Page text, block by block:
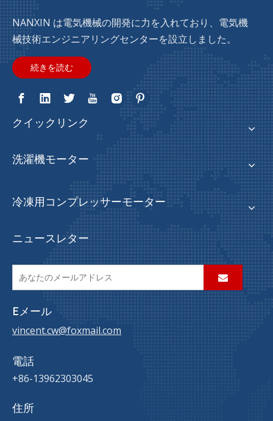
NANXIN は電気機械の開発に力を入れており、電気機
械技術エンジニアリングセンターを設立しました。
続きを読む
クイックリンク
洗濯機モーター
冷凍用コンプレッサーモーター
ニュースレター
Eメール
vincent.cw@foxmail.com
電話
+86-13962303045
住所